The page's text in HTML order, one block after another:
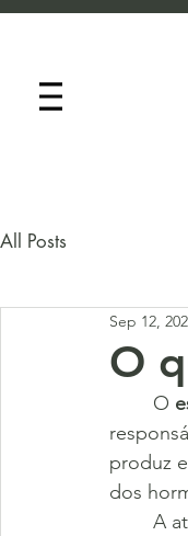
All Posts
O
Sep 12,
	O
produz
dos